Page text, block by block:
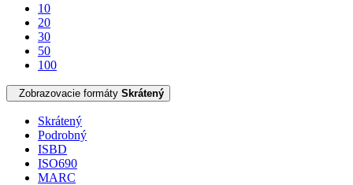
10
20
30
50
100
Zobrazovacie formáty Skrátený
Skrátený
Podrobný
ISBD
ISO690
MARC